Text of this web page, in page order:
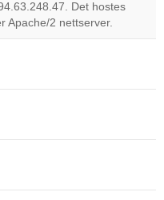
Do you
own this
OK
Det hostes
Apache/2 nettserver.